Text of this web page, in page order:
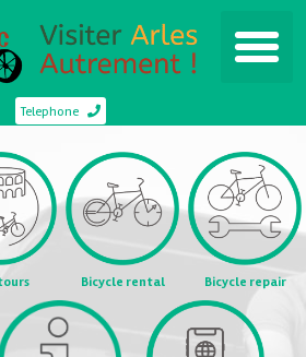
Telephone
Bicycle rental Bicycle repair